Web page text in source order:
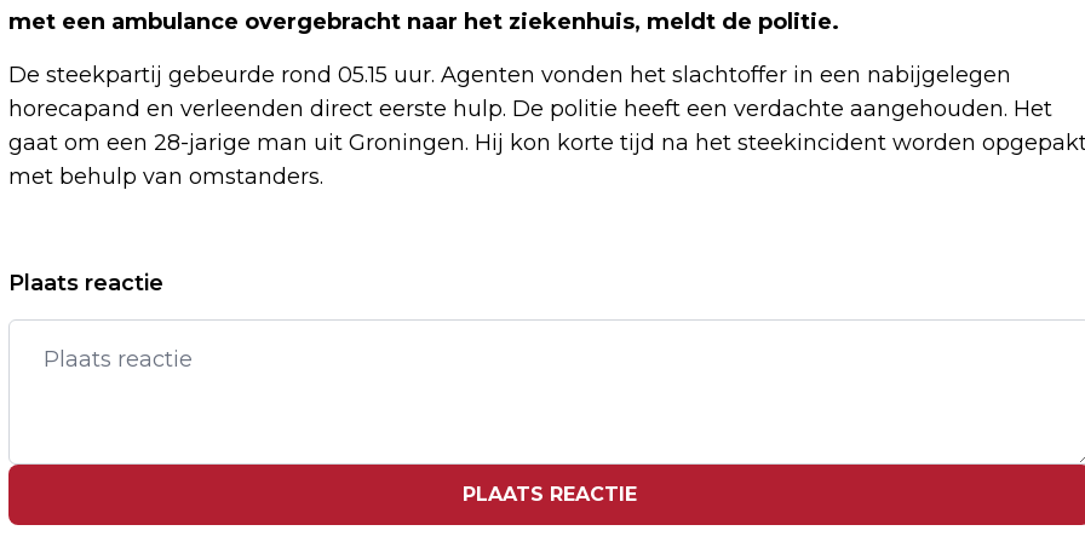
met een ambulance overgebracht naar het ziekenhuis, meldt de politie.
De steekpartij gebeurde rond 05.15 uur. Agenten vonden het slachtoffer in een nabijgelegen
horecapand en verleenden direct eerste hulp. De politie heeft een verdachte aangehouden. Het
gaat om een 28-jarige man uit Groningen. Hij kon korte tijd na het steekincident worden
met behulp van omstanders.
Vorig artikel
VERMOEIDE TENNISSTER SWIATEK
LAAT KOREA OPEN SCHIETEN
CHINESE STAALPRODUCTIE OP
Plaats reactie
PLAATS REACTIE